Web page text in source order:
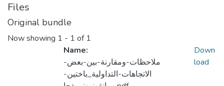
Files
Original bundle
Now showing 1 - 1 of 1
Name:
ملاحظات-ومقارنة-بين-بعض-
الاتجاهات-التداولية_باختين-
Down
load